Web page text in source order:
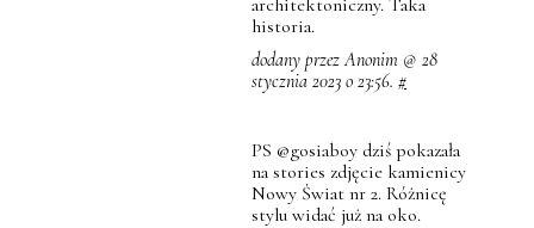
historia.
dodany przez Anonim @ 28
stycznia 2023 o 23:56.#
PS @gosiaboy dziś pokazała
na stories zdjęcie kamienicy
Nowy Świat nr 2. Różnicę
stylu widać już na oko.